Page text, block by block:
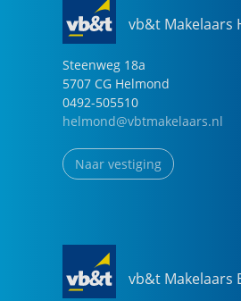
vb&t Makelaars
Steenweg 18a
5707 CG Helmond
0492-505510
helmond@vbtmakelaars.nl
Naar vestiging
vb&t Makelaars